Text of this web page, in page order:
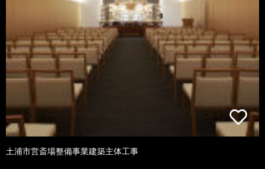
土浦市営斎場整備事業建築主体工事